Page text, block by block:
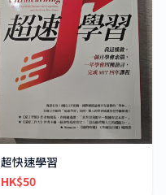
超快速學習
HK$50